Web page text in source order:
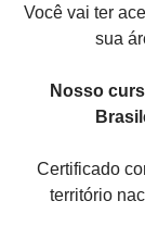
Você vai ter
sua
Nosso
Certificado
território